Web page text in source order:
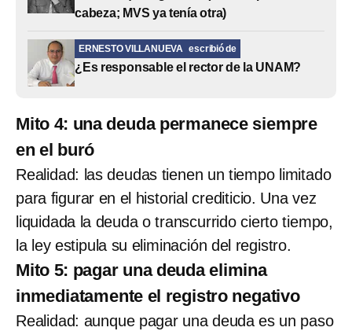
cabeza; MVS ya tenía otra)
ERNESTO VILLANUEVA escribió de
¿Es responsable el rector de la UNAM?
Mito 4: una deuda permanece siempre
en el buró
Realidad: las deudas tienen un tiempo limitado
para figurar en el historial crediticio. Una vez
liquidada la deuda o transcurrido cierto tiempo,
la ley estipula su eliminación del registro.
Mito 5: pagar una deuda elimina
inmediatamente el registro negativo
Realidad: aunque pagar una deuda es un paso